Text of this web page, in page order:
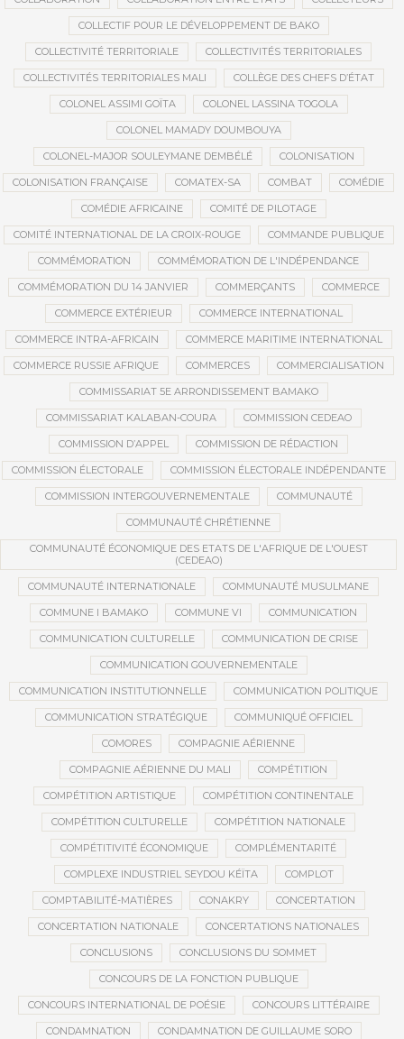
COLLECTIF POUR LE DÉVELOPPEMENT DE BAKO
COLLECTIVITÉ TERRITORIALE COLLECTIVITÉS TERRITORIALES
COLLECTIVITÉS TERRITORIALES MALI COLLÈGE DES CHEFS D’ÉTAT
COLONEL ASSIMI GOÏTA COLONEL LASSINA TOGOLA
COLONEL MAMADY DOUMBOUYA
COLONEL-MAJOR SOULEYMANE DEMBÉLÉ COLONISATION
COLONISATION FRANÇAISE COMATEX-SA COMBAT COMÉDIE
COMÉDIE AFRICAINE COMITÉ DE PILOTAGE
COMITÉ INTERNATIONAL DE LA CROIX-ROUGE COMMANDE PUBLIQUE
COMMÉMORATION COMMÉMORATION DE L'INDÉPENDANCE
COMMÉMORATION DU 14 JANVIER COMMERÇANTS COMMERCE
COMMERCE EXTÉRIEUR COMMERCE INTERNATIONAL
COMMERCE INTRA-AFRICAIN COMMERCE MARITIME INTERNATIONAL
COMMERCE RUSSIE AFRIQUE COMMERCES COMMERCIALISATION
COMMISSARIAT 5E ARRONDISSEMENT BAMAKO
COMMISSARIAT KALABAN-COURA COMMISSION CEDEAO
COMMISSION D’APPEL COMMISSION DE RÉDACTION
COMMISSION ÉLECTORALE COMMISSION ÉLECTORALE INDÉPENDANTE
COMMISSION INTERGOUVERNEMENTALE COMMUNAUTÉ
COMMUNAUTÉ CHRÉTIENNE
COMMUNAUTÉ ÉCONOMIQUE DES ETATS DE L'AFRIQUE DE L'OUEST
(CEDEAO)
COMMUNAUTÉ INTERNATIONALE COMMUNAUTÉ MUSULMANE
COMMUNE I BAMAKO COMMUNE VI COMMUNICATION
COMMUNICATION CULTURELLE COMMUNICATION DE CRISE
COMMUNICATION GOUVERNEMENTALE
COMMUNICATION INSTITUTIONNELLE COMMUNICATION POLITIQUE
COMMUNICATION STRATÉGIQUE COMMUNIQUÉ OFFICIEL
COMORES COMPAGNIE AÉRIENNE
COMPAGNIE AÉRIENNE DU MALI COMPÉTITION
COMPÉTITION ARTISTIQUE COMPÉTITION CONTINENTALE
COMPÉTITION CULTURELLE COMPÉTITION NATIONALE
COMPÉTITIVITÉ ÉCONOMIQUE COMPLÉMENTARITÉ
COMPLEXE INDUSTRIEL SEYDOU KÉÏTA COMPLOT
COMPTABILITÉ-MATIÈRES CONAKRY CONCERTATION
CONCERTATION NATIONALE CONCERTATIONS NATIONALES
CONCLUSIONS CONCLUSIONS DU SOMMET
CONCOURS DE LA FONCTION PUBLIQUE
CONCOURS INTERNATIONAL DE POÉSIE CONCOURS LITTÉRAIRE
CONDAMNATION CONDAMNATION DE GUILLAUME SORO